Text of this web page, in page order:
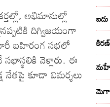
అభిమానుల్లో
దిగ్విజయంగా
భారీ బహిరంగ సభలో
వెళ్లారు. ఈ
నేతపై కూడా విమర్శలు